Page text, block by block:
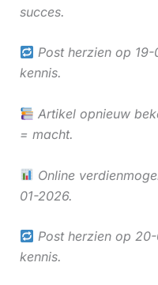
succes.
Post herzien op
kennis.
Artikel opnieuw
= macht.
Online
01-2026.
Post herzien op
kennis.